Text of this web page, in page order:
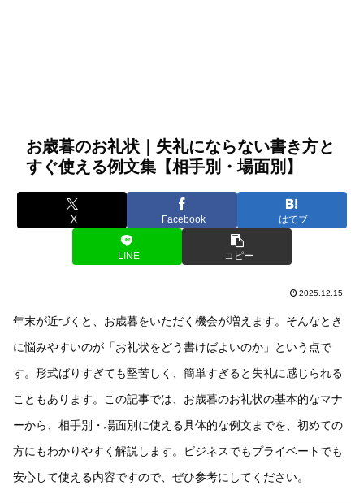
お歳暮のお礼状｜失礼にならない書き方と
すぐ使える例文集【相手別・場面別】
X Facebook はてブ
LINE コピー
2025.12.15
年末が近づくと、お歳暮をいただく機会が増えます。そんなとき
に悩みやすいのが「お礼状をどう書けばよいのか」という点で
す。形式ばりすぎても堅苦しく、簡単すぎると失礼に感じられる
こともあります。この記事では、お歳暮のお礼状の基本的なマナ
ーから、相手別・場面別に使える具体的な例文までを、初めての
方にもわかりやすく解説します。ビジネスでもプライベートでも
安心して使える内容ですので、ぜひ参考にしてください。